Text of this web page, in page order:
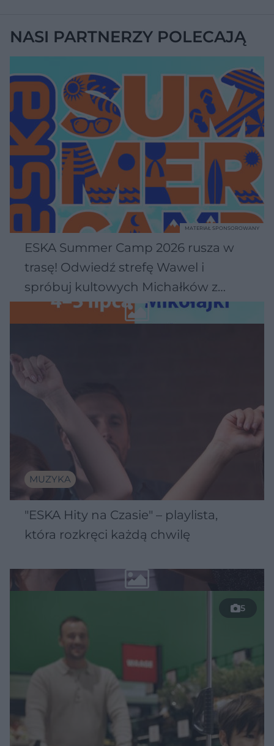
NASI PARTNERZY POLECAJĄ
ESKA Summer Camp 2026 rusza w
trasę! Odwiedź strefę Wawel i
spróbuj kultowych Michałków z
Wawelu
MATERIAŁ SPONSOROWANY
MUZYKA
"ESKA Hity na Czasie" – playlista,
która rozkręci każdą chwilę
5